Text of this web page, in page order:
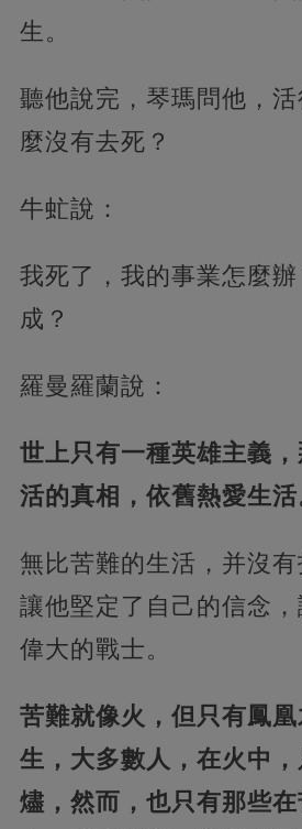
生。
聽他說完，琴瑪問他，
麼沒有去死？
牛虻說：
我死了，我的事業怎麼
成？
羅曼羅蘭說：
世上只有一種英雄主義
活的真相，依舊熱愛生活
無比苦難的生活，并沒
讓他堅定了自己的信念
偉大的戰士。
苦難就像火，但只有鳳
生，大多數人，在火中
燼，然而，也只有那些